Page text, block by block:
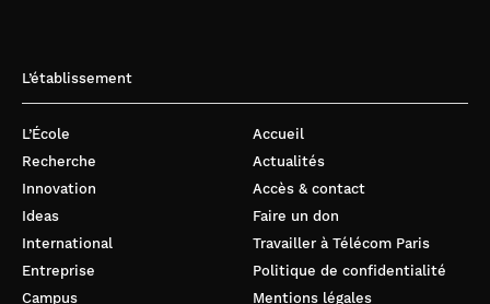
L’établissement
L’École
Recherche
Innovation
Ideas
International
Entreprise
Campus
Accueil
Actualités
Accès & contact
Faire un don
Travailler à Télécom Paris
Politique de confidentialité
Mentions légales